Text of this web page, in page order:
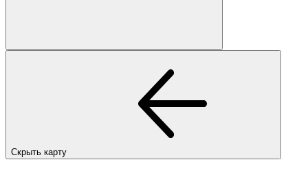
Скрыть карту